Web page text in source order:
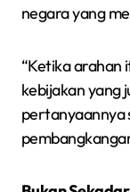
negara yang
“Ketika arahan
kebijakan yang
pertanyaannya